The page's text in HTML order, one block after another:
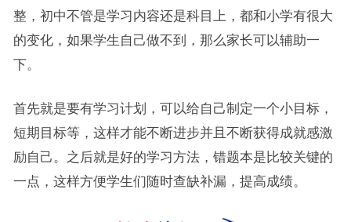
整，初中不管是学习内容还是科目上，都和小学有很大
的变化，如果学生自己做不到，那么家长可以辅助一
下。
首先就是要有学习计划，可以给自己制定一个小目标，
短期目标等，这样才能不断进步并且不断获得成就感激
励自己。之后就是好的学习方法，错题本是比较关键的
一点，这样方便学生们随时查缺补漏，提高成绩。